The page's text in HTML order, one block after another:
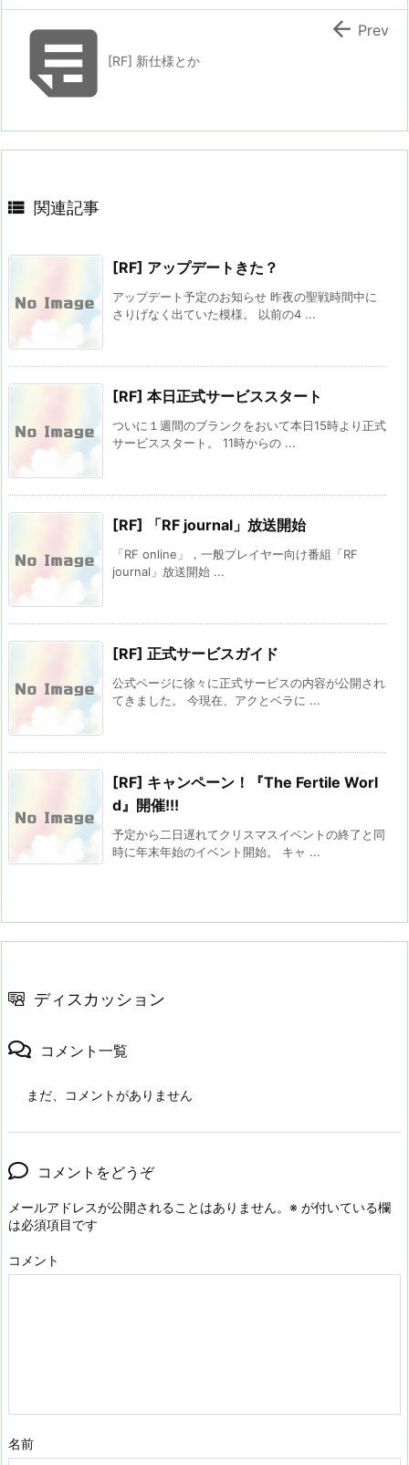
[RF] 新仕様とか
 Prev
 関連記事
[RF] アップデートきた？
アップデート予定のお知らせ 昨夜の聖戦時間中に
さりげなく出ていた模様。 以前の4 ...
[RF] 本日正式サービススタート
ついに１週間のブランクをおいて本日15時より正式
サービススタート。 11時からの ...
[RF] 「RF journal」放送開始
「RF online」，一般プレイヤー向け番組「RF
journal」放送開始 ...
[RF] 正式サービスガイド
公式ページに徐々に正式サービスの内容が公開され
てきました。 今現在、アクとベラに ...
[RF] キャンペーン！『The Fertile Worl
d』開催!!!
予定から二日遅れてクリスマスイベントの終了と同
時に年末年始のイベント開始。 キャ ...
ディスカッション
コメント一覧
まだ、コメントがありません
コメントをどうぞ
メールアドレスが公開されることはありません。 ※ が付いている欄
は必須項目です
コメント
名前